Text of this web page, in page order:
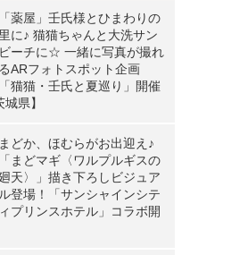
「薬屋」壬氏様とひまわりの
里に♪ 猫猫ちゃんと大洗サン
ビーチに☆ 一緒に写真が撮れ
るARフォトスポット企画
「猫猫・壬氏と夏巡り」開催
城県】
まどか、ほむらがお出迎え♪
「まどマギ〈ワルプルギスの
天〉」描き下ろしビジュア
ル登場！「サンシャインシテ
ィプリンスホテル」コラボ開